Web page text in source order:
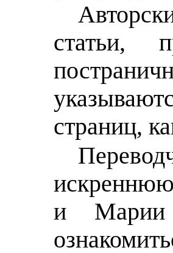
статьи,
страниц,
и Марии